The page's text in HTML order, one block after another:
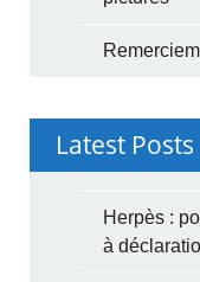
Latest Posts
Herpès :
à